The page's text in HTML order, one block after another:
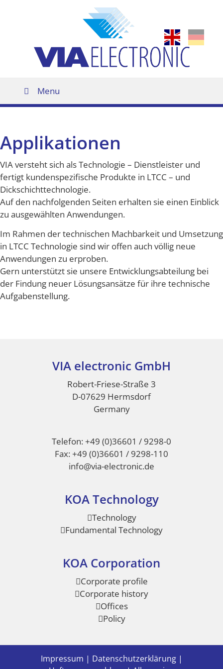
Menu
Applikationen
VIA versteht sich als Technologie – Dienstleister und
fertigt kundenspezifische Produkte in LTCC – und
Dickschichttechnologie.
Auf den nachfolgenden Seiten erhalten sie einen Einblick
zu ausgewählten Anwendungen.
Im Rahmen der technischen Machbarkeit und Umsetzung
in LTCC Technologie sind wir offen auch völlig neue
Anwendungen zu erproben.
Gern unterstützt sie unsere Entwicklungsabteilung bei
der Findung neuer Lösungsansätze für ihre technische
Aufgabenstellung.
VIA electronic GmbH
Robert-Friese-Straße 3
D-07629 Hermsdorf
Germany
Telefon: +49 (0)36601 / 9298-0
Fax: +49 (0)36601 / 9298-110
info@via-electronic.de
KOA Technology
Technology
Fundamental Technology
KOA Corporation
Corporate profile
Corporate history
Offices
Policy
Impressum | Datenschutzerklärung|